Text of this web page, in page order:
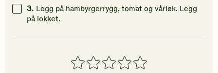
3. Legg på hambyrgerrygg, tomat og vårløk. Legg
på lokket.
1
stjerner
2
stjerner
3
stjerner
4
stjerner
5
stjerner